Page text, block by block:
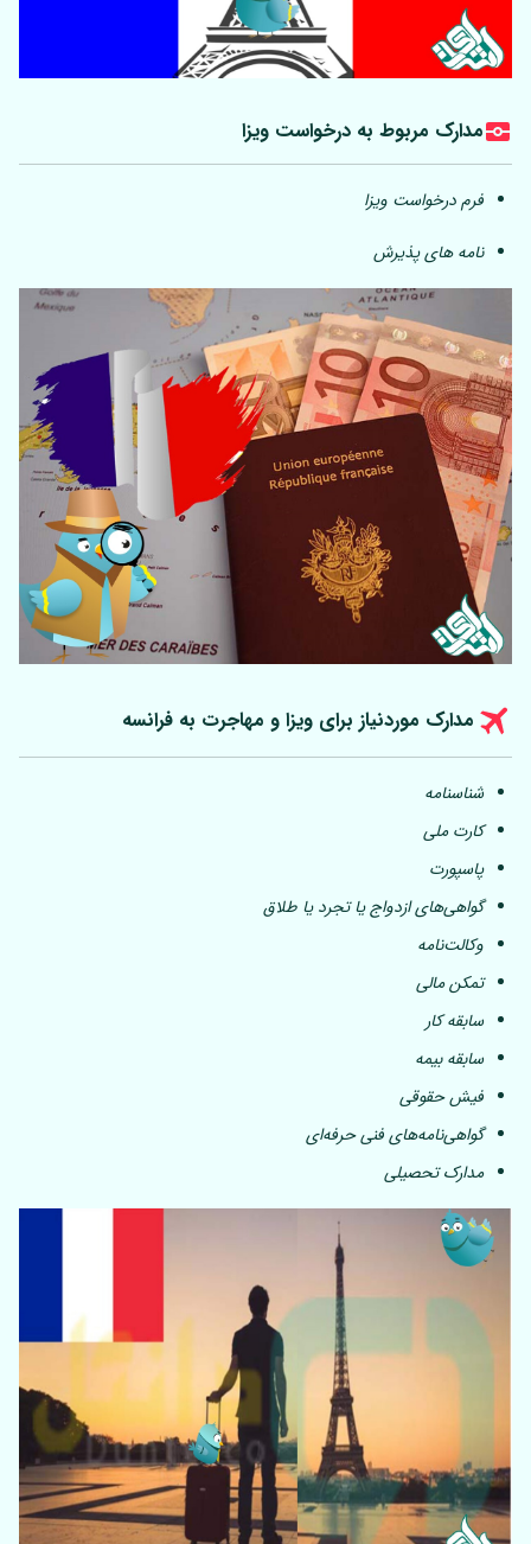
مدارک مربوط به درخواست ویزا
فرم درخواست ویزا
نامه های پذیرش
مدارک موردنیاز برای ویزا و مهاجرت به فرانسه
شناسنامه
کارت ملی
پاسپورت
گواهی‌های ازدواج یا تجرد یا طلاق
وکالت‌نامه
تمکن مالی
سابقه کار
سابقه بیمه
فیش حقوقی
گواهی‌نامه‌های فنی حرفه‌ای
مدارک تحصیلی